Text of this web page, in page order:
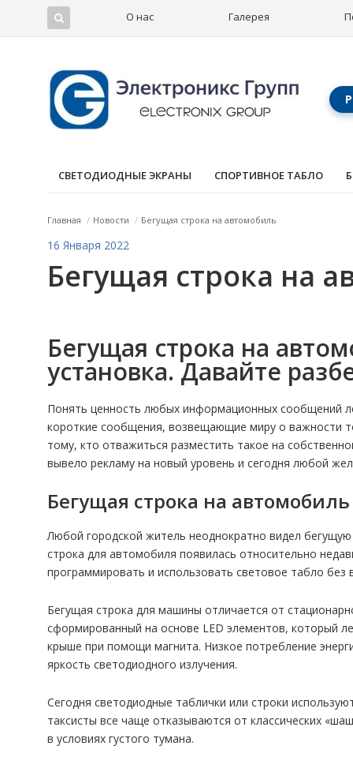
О нас Галерея
СВЕТОДИОДНЫЕ ЭКРАНЫ СПОРТИВНОЕ ТАБЛО
Главная / Новости / Бегущая строка на автомобиль
16 Января 2022
Бегущая строка на
Бегущая строка на
установка. Давайте
Понять ценность любых информационных сообщений
короткие сообщения, возвещающие миру о важности
тому, кто отважиться разместить такое на
вывело рекламу на новый уровень и сегодня любой
Бегущая строка на
Любой городской житель неоднократно видел
строка для автомобиля появилась относительно
программировать и использовать световое табло
Бегущая строка для машины отличается от
сформированный на основе LED элементов, который
крыше при помощи магнита. Низкое потребление
яркость светодиодного излучения.
Сегодня светодиодные таблички или строки
таксисты все чаще отказываются от классических
в условиях густого тумана.